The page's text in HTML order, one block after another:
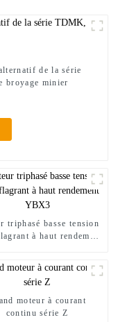
de la série
broyage minier
triphasé basse tension
à haut rendement
moteur à courant
continu série Z